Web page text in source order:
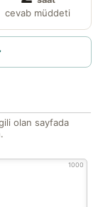
cevab müddeti
olan sayfada
1000